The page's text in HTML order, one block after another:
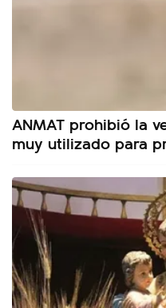
ANMAT prohibió la
muy utilizado para